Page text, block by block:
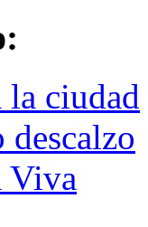
ciudad
Viva